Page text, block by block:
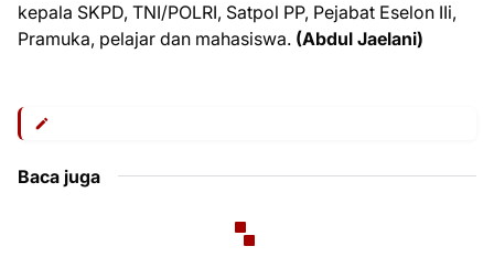
kepala SKPD, TNI/POLRI, Satpol PP, Pejabat Eselon IIi,
Pramuka, pelajar dan mahasiswa. (Abdul Jaelani)
Baca juga